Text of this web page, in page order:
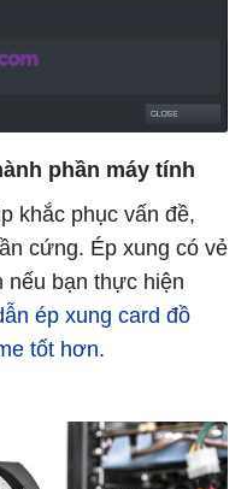
phần máy tính
khắc phục vấn đề,
cứng. Ép xung có vẻ
nếu bạn thực hiện
ép xung card đồ
tốt hơn.